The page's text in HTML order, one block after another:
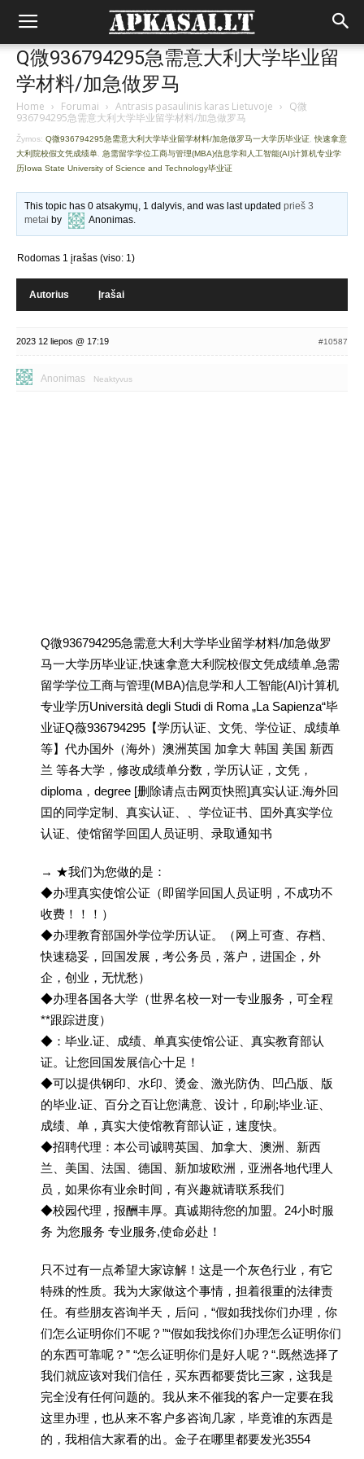
Q微936794295急需意大利大学毕业留
学材料/加急做罗马
Home › Forumai › Antrasis pasaulinis karas Lietuvoje › Q微
936794295急需意大利大学毕业留学材料/加急做罗马
Žymos: Q微936794295急需意大利大学毕业留学材料/加急做罗马一大学历毕业证 快速拿意
大利院校假文凭成绩单 急需留学学位工商与管理(MBA)信息学和人工智能(AI)计算机专业学
历Iowa State University of Science and Technology毕业证
This topic has 0 atsakymų, 1 dalyvis, and was last updatedprieš 3
metai by Anonimas.
Rodomas 1 įrašas (viso: 1)
Autorius Įrašai
2023 12 liepos @ 17:19 #10587
Anonimas Neaktyvus
Q微936794295急需意大利大学毕业留学材料/加急做罗
马一大学历毕业证,快速拿意大利院校假文凭成绩单,急需
留学学位工商与管理(MBA)信息学和人工智能(AI)计算机
专业学历Università degli Studi di Roma „La Sapienza“毕
业证Q薇936794295【学历认证、文凭、学位证、成绩单
等】代办国外（海外）澳洲英国 加拿大 韩国 美国 新西
兰 等各大学，修改成绩单分数，学历认证，文凭，
diploma，degree [删除请点击网页快照]真实认证.海外回
囯的同学定制、真实认证、、学位证书、囯外真实学位
认证、使馆留学回囯人员证明、录取通知书
→ ★我们为您做的是：
◆办理真实使馆公证（即留学回国人员证明，不成功不
收费！！！）
◆办理教育部国外学位学历认证。（网上可查、存档、
快速稳妥，回国发展，考公务员，落户，进国企，外
企，创业，无忧愁）
◆办理各国各大学（世界名校一对一专业服务，可全程
**跟踪进度）
◆：毕业.证、成绩、单真实使馆公证、真实教育部认
证。让您回国发展信心十足！
◆可以提供钢印、水印、烫金、激光防伪、凹凸版、版
的毕业.证、百分之百让您满意、设计，印刷;毕业.证、
成绩、单，真实大使馆教育部认证，速度快。
◆招聘代理：本公司诚聘英国、加拿大、澳洲、新西
兰、美国、法国、德国、新加坡欧洲，亚洲各地代理人
员，如果你有业余时间，有兴趣就请联系我们
◆校园代理，报酬丰厚。真诚期待您的加盟。24小时服
务 为您服务 专业服务,使命必赴！
只不过有一点希望大家谅解！这是一个灰色行业，有它
特殊的性质。我为大家做这个事情，担着很重的法律责
任。有些朋友咨询半天，后问，“假如我找你们办理，你
们怎么证明你们不呢？”“假如我找你们办理怎么证明你们
的东西可靠呢？” “怎么证明你们是好人呢？“.既然选择了
我们就应该对我们信任，买东西都要货比三家，这我是
完全没有任何问题的。我从来不催我的客户一定要在我
这里办理，也从来不客户多咨询几家，毕竟谁的东西是
的，我相信大家看的出。金子在哪里都要发光3554